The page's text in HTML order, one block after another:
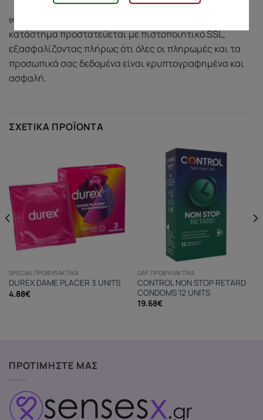
✅ Ασφαλείς Συναλλαγές:
κατάστημα προστατεύεται με πιστοποιητικό SSL,
εξασφαλίζοντας πλήρως ότι όλες οι πληρωμές και τα
προσωπικά σας δεδομένα είναι κρυπτογραφημένα και
ασφαλή.
ΣΧΕΤΙΚΆ ΠΡΟΪΌΝΤΑ
SPECIAL ΠΡΟΦΥΛΑΚΤΙΚΆ
DUREX DAME PLACER 3 UNITS
4.88€
GAY ΠΡΟΦΥΛΑΚΤΙΚΆ
CONTROL NON STOP RETARD
CONDOMS 12 UNITS
19.68€
ΠΡΟΤΙΜΗΣΤΕ ΜΑΣ